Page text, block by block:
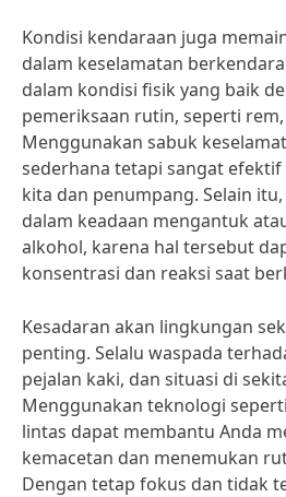
Kondisi kendaraan juga
dalam keselamatan
dalam kondisi fisik yang baik
pemeriksaan rutin, seperti
Menggunakan sabuk
sederhana tetapi sangat
kita dan penumpang. Selain
dalam keadaan mengantuk
alkohol, karena hal tersebut
konsentrasi dan reaksi saat
Kesadaran akan lingkungan
penting. Selalu waspada
pejalan kaki, dan situasi di
Menggunakan teknologi
lintas dapat membantu Anda
kemacetan dan menemukan
Dengan tetap fokus dan tidak